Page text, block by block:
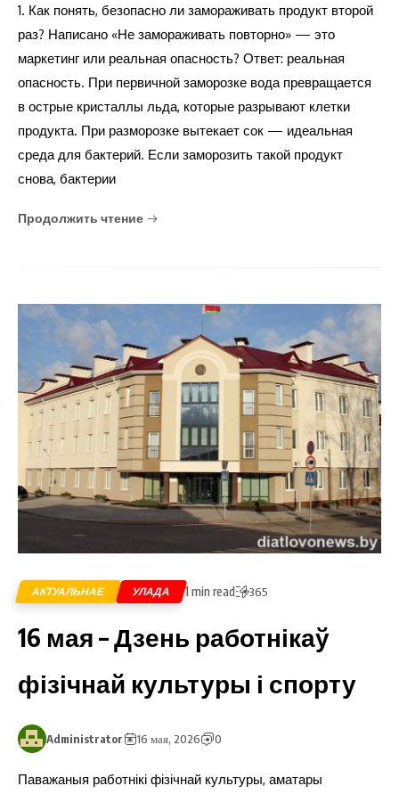
1. Как понять, безопасно ли замораживать продукт второй
раз? Написано «Не замораживать повторно» — это
маркетинг или реальная опасность? Ответ: реальная
опасность. При первичной заморозке вода превращается
в острые кристаллы льда, которые разрывают клетки
продукта. При разморозке вытекает сок — идеальная
среда для бактерий. Если заморозить такой продукт
снова, бактерии
Продолжить чтение
АКТУАЛЬНАЕ УЛАДА 1 min read 365
16 мая – Дзень работнікаў
фізічнай культуры і спорту
Administrator 16 мая, 2026 0
Паважаныя работнікі фізічнай культуры, аматары